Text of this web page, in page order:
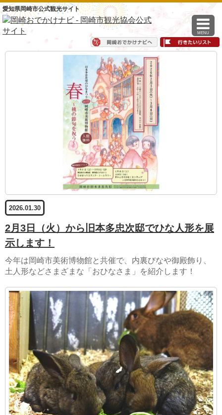
愛知県岡崎市公式観光サイト
MENU
2026.01.30
2月3日（火）から旧本多忠次邸でひな人形を展
示します！
今年は岡崎市美術博物館と共催で、内裏びなや御殿飾り、
土人形などさまざまな「おひなさま」を紹介します！